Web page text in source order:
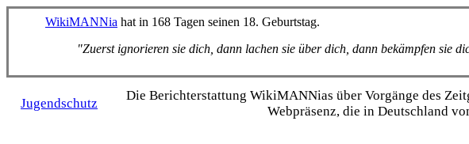
WikiMANNia hat in 168 Tagen seinen 18. Geburtstag.
"Zuerst ignorieren sie dich, dann lachen sie über dich, dann bekämpfen sie
Jugendschutz
Die Bericht­erstattung WikiMANNias über Vorgänge des
Webpräsenz, die in Deutschland